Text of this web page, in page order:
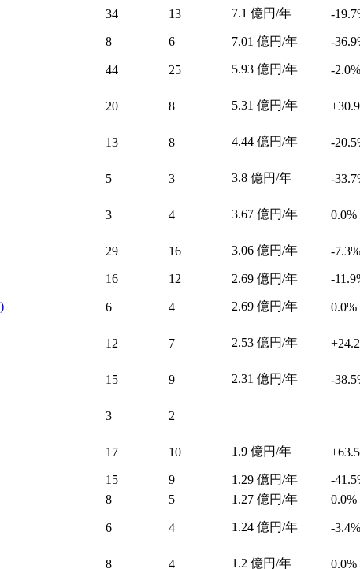
34 13 7.1 億円/年 -
8 6 7.01 億円/年 -
44 25 5.93 億円/年 -2.0%
20 8 5.31 億円/年
13 8 4.44 億円/年 -
5 3 3.8 億円/年 -
3 4 3.67 億円/年 0.0%
29 16 3.06 億円/年 -7.3%
16 12 2.69 億円/年 -
6 4 2.69 億円/年 0.0%
12 7 2.53 億円/年
15 9 2.31 億円/年 -
3 2
17 10 1.9 億円/年
15 9 1.29 億円/年 -
8 5 1.27 億円/年 0.0%
6 4 1.24 億円/年 -3.4%
8 4 1.2 億円/年 0.0%